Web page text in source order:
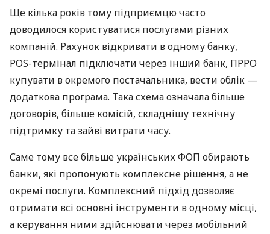
Ще кілька років тому підприємцю часто
доводилося користуватися послугами різних
компаній. Рахунок відкривати в одному банку,
POS-термінал підключати через інший банк, ПРРО
купувати в окремого постачальника, вести облік —
додаткова програма. Така схема означала більше
договорів, більше комісій, складнішу технічну
підтримку та зайві витрати часу.
Саме тому все більше українських ФОП обирають
банки, які пропонують комплексне рішення, а не
окремі послуги. Комплексний підхід дозволяє
отримати всі основні інструменти в одному місці,
а керування ними здійснювати через мобільний